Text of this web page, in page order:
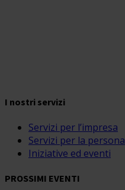
I nostri servizi
Servizi per l’impresa
Servizi per la persona
Iniziative ed eventi
PROSSIMI EVENTI